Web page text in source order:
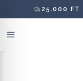
25.000 FT